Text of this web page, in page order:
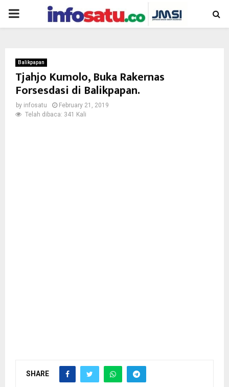
PRIMARY
Balikpapan
Tjahjo Kumolo, Buka Rakernas
Forsesdasi di Balikpapan.
by infosatu
February 21, 2019
Telah dibaca: 341 Kali
SHARE